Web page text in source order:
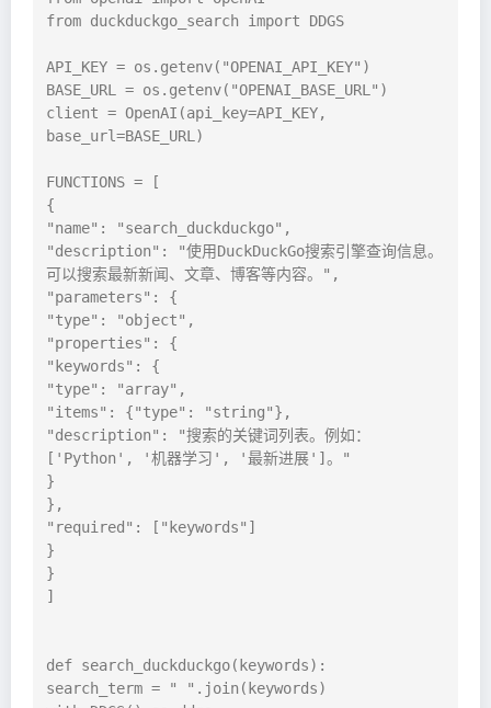
from duckduckgo_search import DDGS
API_KEY = os.getenv("OPENAI_API_KEY")
BASE_URL = os.getenv("OPENAI_BASE_URL")
client = OpenAI(api_key=API_KEY,
base_url=BASE_URL)
FUNCTIONS = [
{
"name": "search_duckduckgo",
"description": "使用DuckDuckGo搜索引擎查询信息。
可以搜索最新新闻、文章、博客等内容。",
"parameters": {
"type": "object",
"properties": {
"keywords": {
"type": "array",
"items": {"type": "string"},
"description": "搜索的关键词列表。例如：
['Python', '机器学习', '最新进展']。"
}
},
"required": ["keywords"]
}
}
]
def search_duckduckgo(keywords):
search_term = " ".join(keywords)